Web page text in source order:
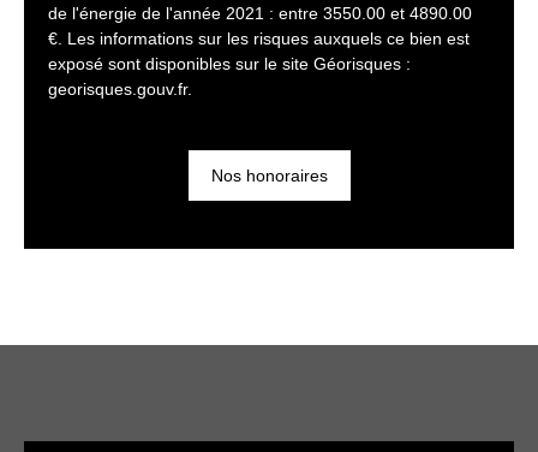
de l'énergie de l'année 2021 : entre 3550.00 et 4890.00
€. Les informations sur les risques auxquels ce bien est
exposé sont disponibles sur le site Géorisques :
georisques.gouv.fr.
Nos honoraires